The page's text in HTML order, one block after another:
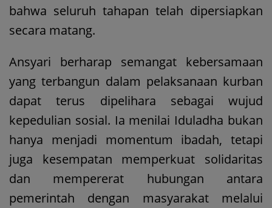
bahwa seluruh tahapan telah dipersiapkan
secara matang.
Ansyari berharap semangat kebersamaan
yang terbangun dalam pelaksanaan kurban
dapat terus dipelihara sebagai wujud
kepedulian sosial. Ia menilai Iduladha bukan
hanya menjadi momentum ibadah, tetapi
juga kesempatan memperkuat solidaritas
dan mempererat hubungan antara
pemerintah dengan masyarakat melalui